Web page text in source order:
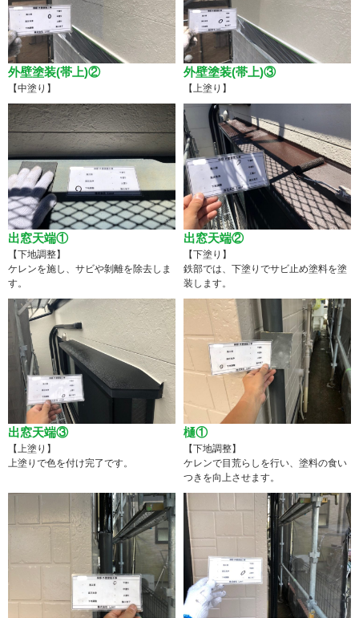
外壁塗装(帯上)②
【中塗り】
外壁塗装(帯上)③
【上塗り】
出窓天端①
【下地調整】
ケレンを施し、サビや剝離を除去しま
す。
出窓天端②
【下塗り】
鉄部では、下塗りでサビ止め塗料を塗
装します。
出窓天端③
【上塗り】
上塗りで色を付け完了です。
樋①
【下地調整】
ケレンで目荒らしを行い、塗料の食い
つきを向上させます。